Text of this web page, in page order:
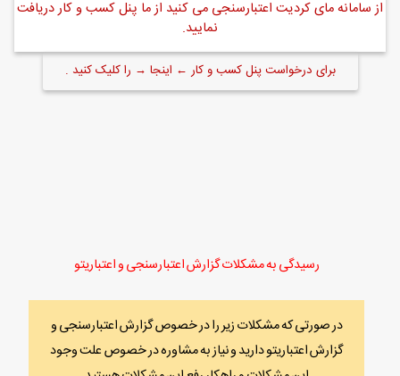
از سامانه مای کردیت اعتبارسنجی می کنید از ما پنل کسب و کار دریافت
نمایید.
برای درخواست پنل کسب و کار ← اینجا → را کلیک کنید .
رسیدگی به مشکلات گزارش اعتبارسنجی و اعتباریتو
در صورتی که مشکلات زیر را در خصوص گزارش اعتبارسنجی و
گزارش اعتباریتو دارید و نیاز به مشاوره در خصوص علت وجود